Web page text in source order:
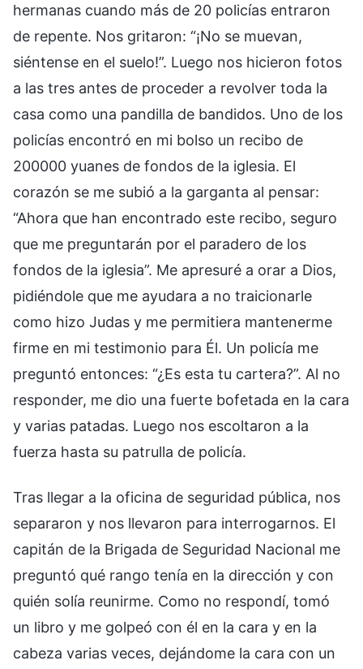
hermanas cuando más de 20 policías entraron
de repente. Nos gritaron: “¡No se muevan,
siéntense en el suelo!”. Luego nos hicieron fotos
a las tres antes de proceder a revolver toda la
casa como una pandilla de bandidos. Uno de los
policías encontró en mi bolso un recibo de
200000 yuanes de fondos de la iglesia. El
corazón se me subió a la garganta al pensar:
“Ahora que han encontrado este recibo, seguro
que me preguntarán por el paradero de los
fondos de la iglesia”. Me apresuré a orar a Dios,
pidiéndole que me ayudara a no traicionarle
como hizo Judas y me permitiera mantenerme
firme en mi testimonio para Él. Un policía me
preguntó entonces: “¿Es esta tu cartera?”. Al no
responder, me dio una fuerte bofetada en la cara
y varias patadas. Luego nos escoltaron a la
fuerza hasta su patrulla de policía.
Tras llegar a la oficina de seguridad pública, nos
separaron y nos llevaron para interrogarnos. El
capitán de la Brigada de Seguridad Nacional me
preguntó qué rango tenía en la dirección y con
quién solía reunirme. Como no respondí, tomó
un libro y me golpeó con él en la cara y en la
cabeza varias veces, dejándome la cara con un